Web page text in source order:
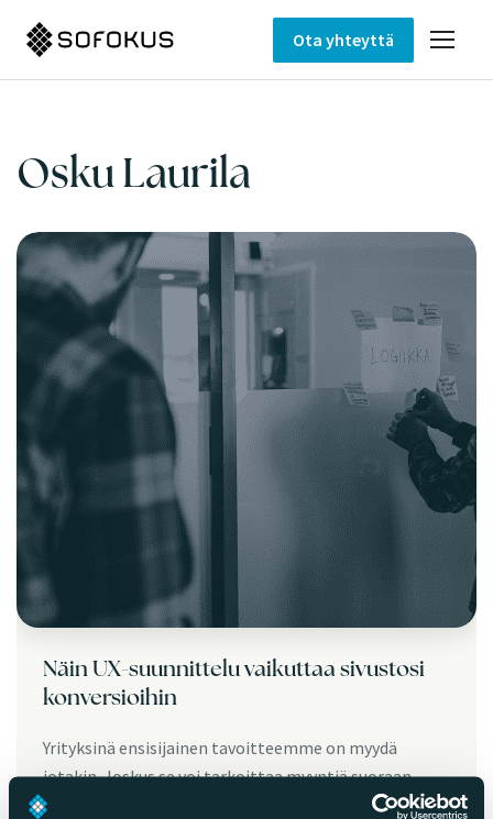
Ota yhteyttä
Osku Laurila
Näin UX-suunnittelu vaikuttaa sivustosi
konversioihin
Yrityksinä ensisijainen tavoitteemme on myydä
jotakin. Joskus se voi tarkoittaa myyntiä suoraan
verkkosivuston kautta tai…